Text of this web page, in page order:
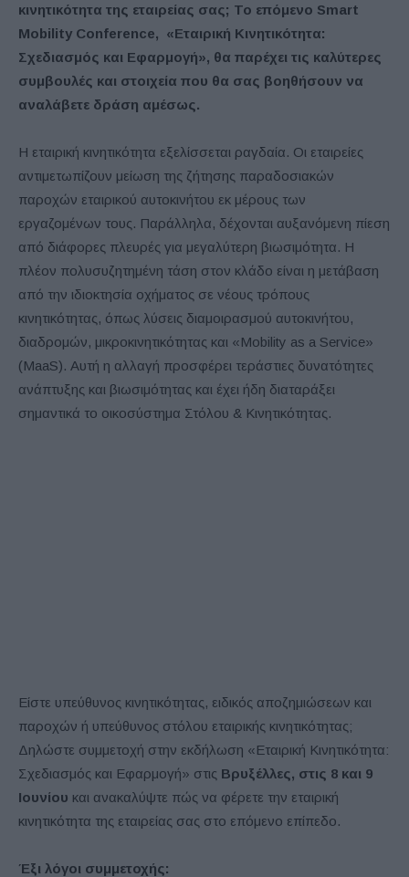
κινητικότητα της εταιρείας σας; Το επόμενο Smart
Mobility Conference, «Εταιρική Κινητικότητα:
Σχεδιασμός και Εφαρμογή», θα παρέχει τις καλύτερες
συμβουλές και στοιχεία που θα σας βοηθήσουν να
αναλάβετε δράση αμέσως.
Η εταιρική κινητικότητα εξελίσσεται ραγδαία. Οι εταιρείες
αντιμετωπίζουν μείωση της ζήτησης παραδοσιακών
παροχών εταιρικού αυτοκινήτου εκ μέρους των
εργαζομένων τους. Παράλληλα, δέχονται αυξανόμενη πίεση
από διάφορες πλευρές για μεγαλύτερη βιωσιμότητα. Η
πλέον πολυσυζητημένη τάση στον κλάδο είναι η μετάβαση
από την ιδιοκτησία οχήματος σε νέους τρόπους
κινητικότητας, όπως λύσεις διαμοιρασμού αυτοκινήτου,
διαδρομών, μικροκινητικότητας και «Mobility as a Service»
(MaaS). Αυτή η αλλαγή προσφέρει τεράστιες δυνατότητες
ανάπτυξης και βιωσιμότητας και έχει ήδη διαταράξει
σημαντικά το οικοσύστημα Στόλου & Κινητικότητας.
Είστε υπεύθυνος κινητικότητας, ειδικός αποζημιώσεων και
παροχών ή υπεύθυνος στόλου εταιρικής κινητικότητας;
Δηλώστε συμμετοχή στην εκδήλωση «Εταιρική Κινητικότητα:
Σχεδιασμός και Εφαρμογή» στις Βρυξέλλες, στις 8 και 9
Ιουνίου και ανακαλύψτε πώς να φέρετε την εταιρική
κινητικότητα της εταιρείας σας στο επόμενο επίπεδο.
Έξι λόγοι συμμετοχής: